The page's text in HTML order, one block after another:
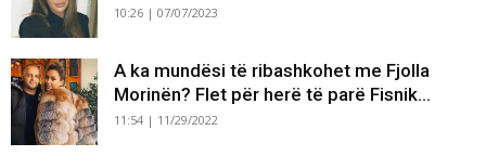
10:26 | 07/07/2023
A ka mundësi të ribashkohet me Fjolla
Morinën? Flet për herë të parë Fisnik...
11:54 | 11/29/2022